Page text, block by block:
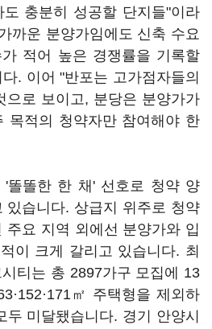
충분히 성공할 단지들"이라
까운 분양가임에도 신축 수요
적어 높은 경쟁률을 기록할
. 이어 "반포는 고가점자들의
으로 보이고, 분당은 분양가가
목적의 청약자만 참여해야 한
'똘똘한 한 채' 선호로 청약 양
있습니다. 상급지 위주로 청약
주요 지역 외에선 분양가와 입
이 크게 갈리고 있습니다. 최
티는 총 2897가구 모집에 13
㎡ 주택형을 제외하
미달됐습니다. 경기 안양시